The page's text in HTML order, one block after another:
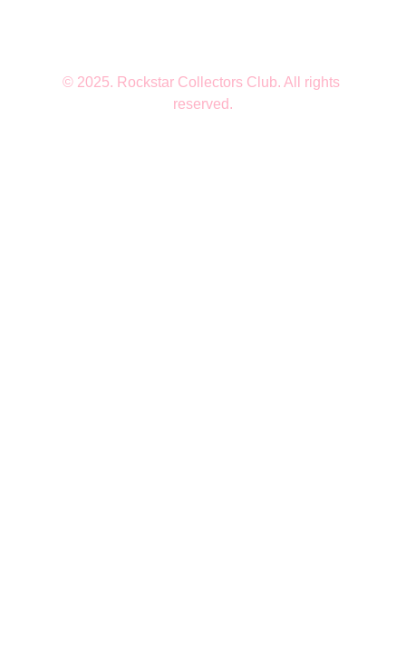
© 2025. Rockstar Collectors Club. All rights
reserved.